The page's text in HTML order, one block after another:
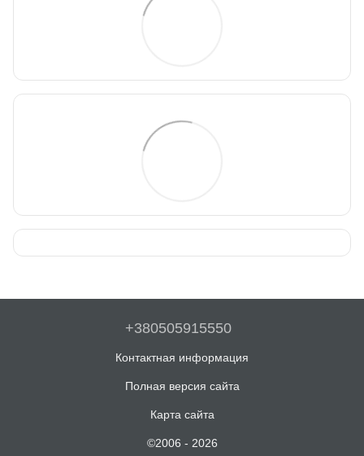
+380505915550
Контактная информация
Полная версия сайта
Карта сайта
©2006 - 2026